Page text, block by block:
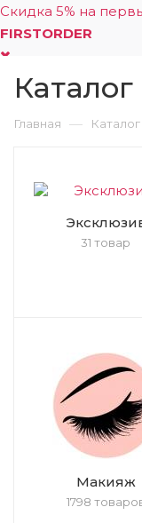
Скидка 5% на
FIRSTORDER
Каталог
Главная — Каталог
31 товар
Макияж
1798